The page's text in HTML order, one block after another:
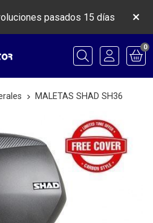
pasados 15 días
Buscar
0
MALETAS SHAD SH36